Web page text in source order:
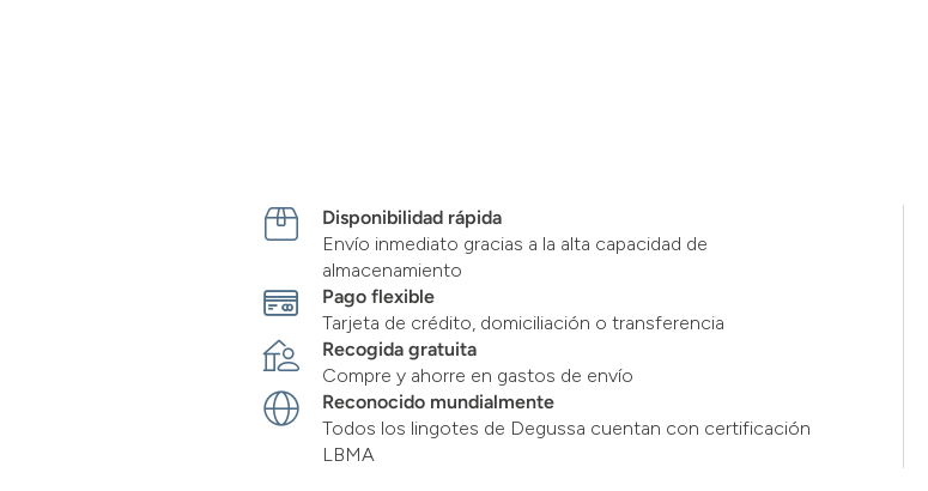
Disponibilidad rápida
Envío inmediato gracias a la alta capacidad de
almacenamiento
Pago flexible
Tarjeta de crédito, domiciliación o transferencia
Recogida gratuita
Compre y ahorre en gastos de envío
Reconocido mundialmente
Todos los lingotes de Degussa cuentan con certificación
LBMA